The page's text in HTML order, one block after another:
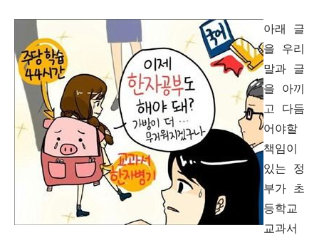
아래 글
을 우리
말과 글
을 아끼
고 다듬
어야할
책임이
있는 정
부가 초
등학교
교과서